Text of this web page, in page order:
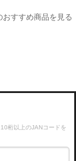
おすすめ商品を見る
桁以上のJANコードを